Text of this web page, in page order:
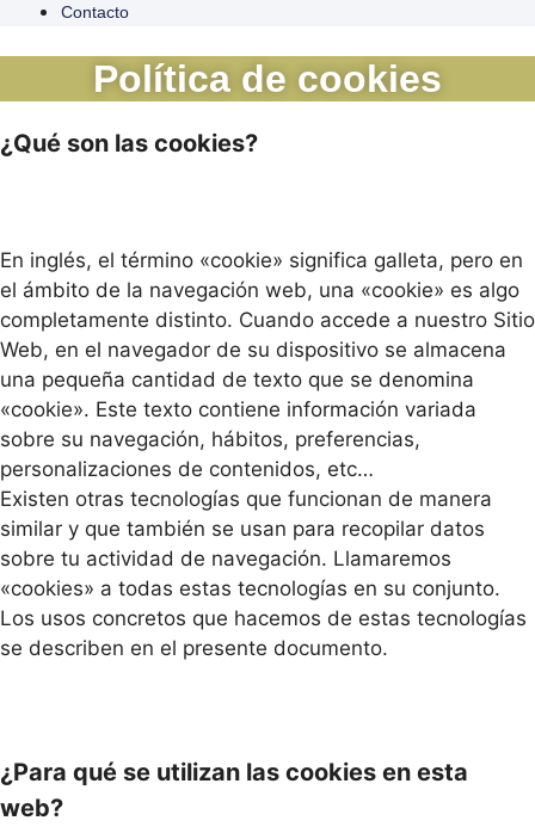
Contacto
Política de cookies
¿Qué son las cookies?
En inglés, el término «cookie» significa galleta, pero en
el ámbito de la navegación web, una «cookie» es algo
completamente distinto. Cuando accede a nuestro Sitio
Web, en el navegador de su dispositivo se almacena
una pequeña cantidad de texto que se denomina
«cookie». Este texto contiene información variada
sobre su navegación, hábitos, preferencias,
personalizaciones de contenidos, etc…
Existen otras tecnologías que funcionan de manera
similar y que también se usan para recopilar datos
sobre tu actividad de navegación. Llamaremos
«cookies» a todas estas tecnologías en su conjunto.
Los usos concretos que hacemos de estas tecnologías
se describen en el presente documento.
¿Para qué se utilizan las cookies en esta
web?